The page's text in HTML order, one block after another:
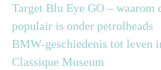
Target Blu Eye GO – waarom
populair is onder petrolheads
BMW-geschiedenis tot leven
Classique Museum